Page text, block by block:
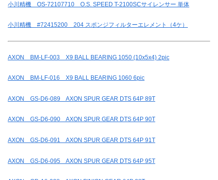
小川精機 OS-72107710 O.S. SPEED T-2100SCサイレンサー 単体
小川精機 #72415200 204 スポンジフィルターエレメント（4ケ）
AXON BM-LF-003 X9 BALL BEARING 1050 (10x5x4) 2pic
AXON BM-LF-016 X9 BALL BEARING 1060 6pic
AXON GS-D6-089 AXON SPUR GEAR DTS 64P 89T
AXON GS-D6-090 AXON SPUR GEAR DTS 64P 90T
AXON GS-D6-091 AXON SPUR GEAR DTS 64P 91T
AXON GS-D6-095 AXON SPUR GEAR DTS 64P 95T